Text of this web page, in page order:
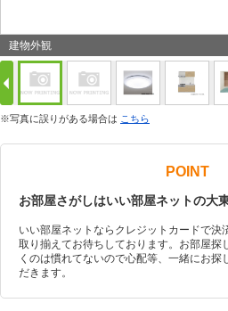
建物外観
※写真に誤りがある場合は こちら
POINT
お部屋さがしはいい部屋ネットの大
いい部屋ネットならクレジットカードで決
取り揃えてお待ちしております。お部屋探
くのは慣れてないので心配等、一緒にお探
だきます。